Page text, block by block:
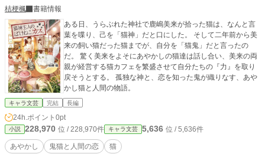
桔梗楓
書籍情報
ある日、うらぶれた神社で鹿嶋美来が拾った猫は、なんと言
葉を喋り、己を「猫神」だと口にした。 そして二年前から美
来の飼い猫だった猫までが、自分を「猫鬼」だと言ったの
だ。 驚く美来をよそにあやかしの猫達は話し合い、美来の両
親が経営する猫カフェを繁盛させて自分たちの『力』を取り
戻そうとする。 孤独な神と、恋を知った鬼が織りなす、あや
かし猫と人間の物語。
キャラ文芸 完結 長編
24h.ポイント 0pt
小説 228,970 位 / 228,970件 キャラ文芸 5,636 位 / 5,636件
あやかし 鬼猫と人間の恋 猫